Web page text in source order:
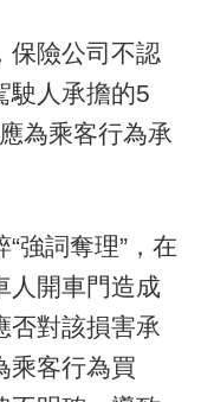
險公司不認
駛人承擔的5
為乘客行為承
詞奪理”，在
人開車門造成
否對該損害承
乘客行為買